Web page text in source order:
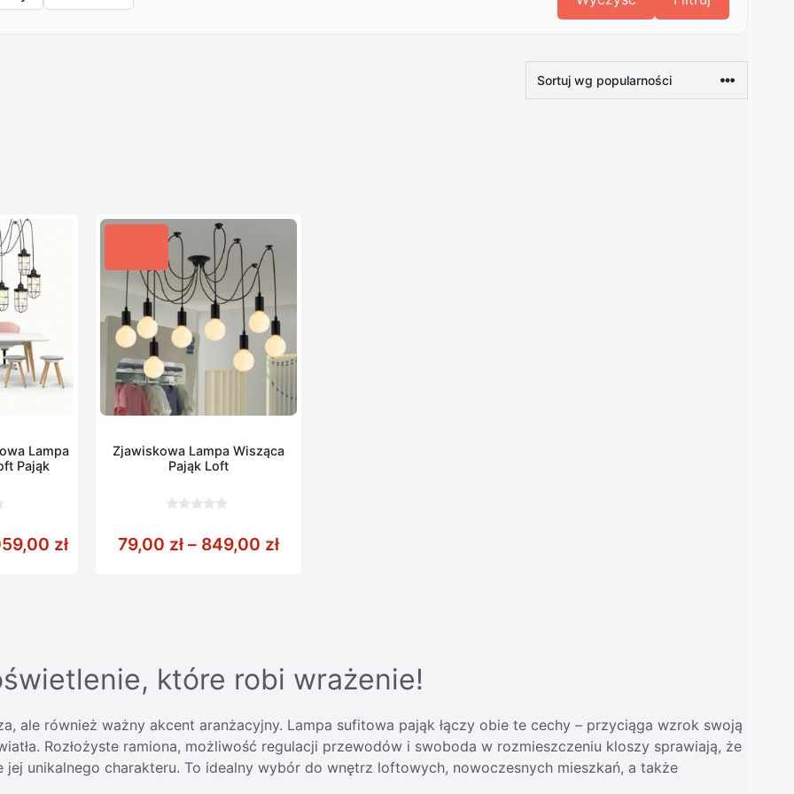
zł do 7499,00 zł
Lampa
Pająk
złZakres cen: od 329,00 zł do 4059,00 zł
Zjawiskowa Lampa Wisząca
Pająk Loft
5
79,00 zł – 849,00 złZakres cen: od 79,00 zł do 849,00 zł
które robi wrażenie!
ale również ważny akcent aranżacyjny. Lampa sufitowa pająk łączy obie te cechy – przyciąga wzrok swoją
Rozłożyste ramiona, możliwość regulacji przewodów i swoboda w rozmieszczeniu kloszy sprawiają, że
unikalnego charakteru. To idealny wybór do wnętrz loftowych, nowoczesnych mieszkań, a także